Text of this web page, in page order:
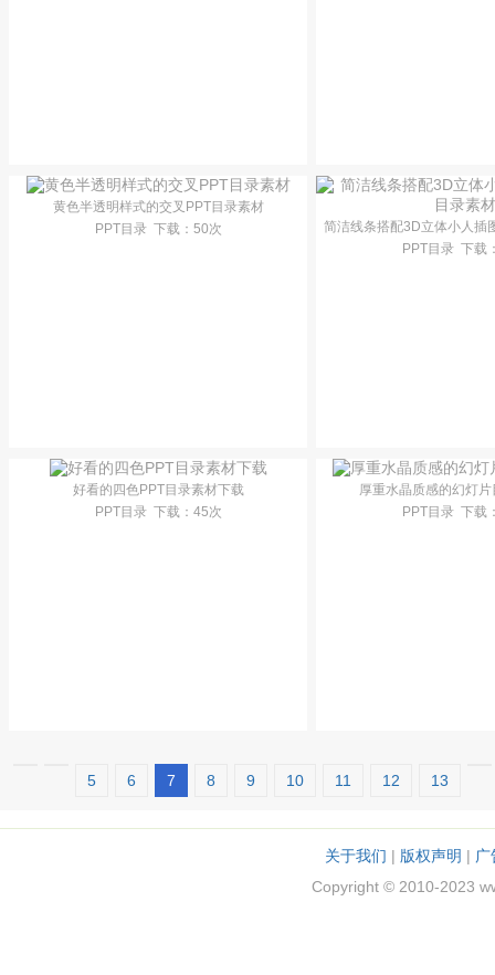
黄色半透明样式的交叉PPT目录素材
PPT目录 下载：50次
简洁线条搭配3D立体小人插
PPT目录 下载
好看的四色PPT目录素材下载
PPT目录 下载：45次
厚重水晶质感的幻灯
PPT目录 下载
5 6 7 8 9 10 11 12 13
关于我们 | 版权声明 |
Copyright © 2010-2023